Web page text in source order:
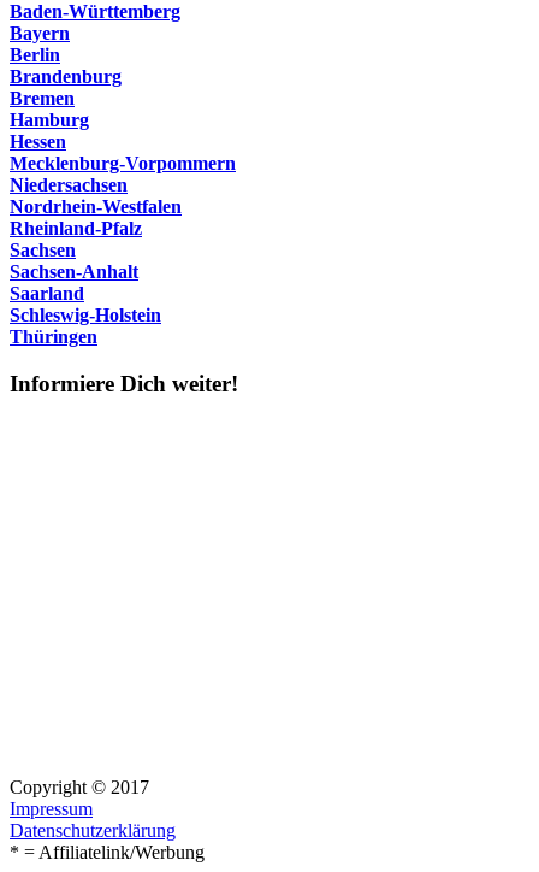
Baden-Württemberg
Bayern
Berlin
Brandenburg
Bremen
Hamburg
Hessen
Mecklenburg-Vorpommern
Niedersachsen
Nordrhein-Westfalen
Rheinland-Pfalz
Sachsen
Sachsen-Anhalt
Saarland
Schleswig-Holstein
Thüringen
Informiere Dich weiter!
Copyright © 2017
Impressum
Datenschutzerklärung
* = Affiliatelink/Werbung